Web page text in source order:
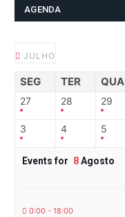
AGENDA
JULHO
SEG TER QUA
27 28 29
3 4 5
Events for 8Agosto
0:00 - 18:00